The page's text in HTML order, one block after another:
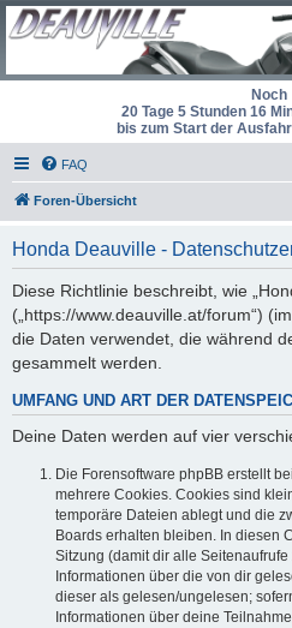
Noch
20 Tage 5 Stunden 16
bis zum Start der
FAQ
Foren-Übersicht
Honda Deauville -
Diese Richtlinie beschreibt, wie
(„https://www.deauville.at/forum“)
die Daten verwendet, die während
gesammelt werden.
UMFANG UND ART DER
Deine Daten werden auf vier
Die Forensoftware phpBB erstellt
mehrere Cookies. Cookies sind
temporäre Dateien ablegt und die
Boards erhalten bleiben. In diesen
Sitzung (damit dir alle
Informationen über die von dir
dieser als gelesen/ungelesen;
Informationen über deine